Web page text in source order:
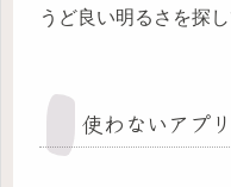
うど良い明るさを探
使わないアプ